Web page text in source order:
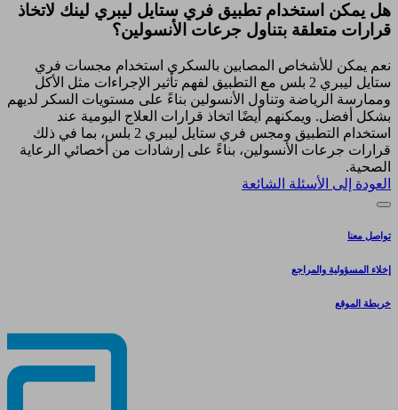
هل يمكن استخدام تطبيق فري ستايل ليبري لينك لاتخاذ
قرارات متعلقة بتناول جرعات الأنسولين؟
نعم يمكن للأشخاص المصابين بالسكري استخدام مجسات فري
ستايل ليبري 2 بلس مع التطبيق لفهم تأثير الإجراءات مثل الأكل
وممارسة الرياضة وتناول الأنسولين بناءً على مستويات السكر لديهم
بشكل أفضل. ويمكنهم أيضًا اتخاذ قرارات العلاج اليومية عند
استخدام التطبيق ومجس فري ستايل ليبري 2 بلس، بما في ذلك
قرارات جرعات الأنسولين، بناءً على إرشادات من أخصائي الرعاية
الصحية.
العودة إلى الأسئلة الشائعة
تواصل معنا
إخلاء المسؤولية والمراجع
خريطة الموقع